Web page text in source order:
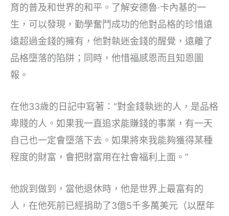
育的普及和世界的和平。了解安德魯·卡內基的一
生，可以發現，勤學奮鬥成功的他對品格的珍惜遠
遠超過金錢的擁有，他對執迷金錢的醒覺，遠離了
品格墮落的陷阱；同時，他惜福感恩而且知恩圖
報。
在他33歲的日記中寫著：“對金錢執迷的人，是品格
卑賤的人。如果我一直追求能賺錢的事業，有一天
自己也一定會墮落下去。如果將來我能夠獲得某種
程度的財富，會把財富用在社會福利上面。”
他說到做到，當他退休時，他是世界上最富有的
人，在他死前已經捐助了3億5千多萬美元（以歷年